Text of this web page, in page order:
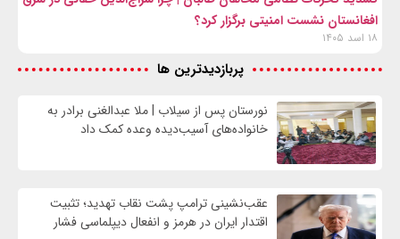
افغانستان نشست امنیتی برگزار کرد؟
۱۸ اسد ۱۴۰۵
پربازدیدترین ها
نورستان پس از سیلاب | ملا عبدالغنی برادر به
خانواده‌های آسیب‌دیده وعده کمک داد
عقب‌نشینی ترامپ پشت نقاب تهدید؛ تثبیت
اقتدار ایران در هرمز و انفعال دیپلماسی فشار